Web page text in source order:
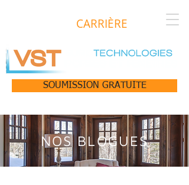
CARRIÈRE
SOUMISSION GRATUITE
NOS BLOGUES